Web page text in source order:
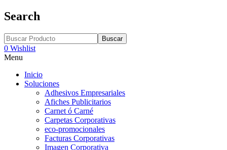
Search
Buscar
0 Wishlist
Menu
Inicio
Soluciones
Adhesivos Empresariales
Afiches Publicitarios
Carnet ó Carné
Carpetas Corporativas
eco-promocionales
Facturas Corporativas
Imagen Corporativa